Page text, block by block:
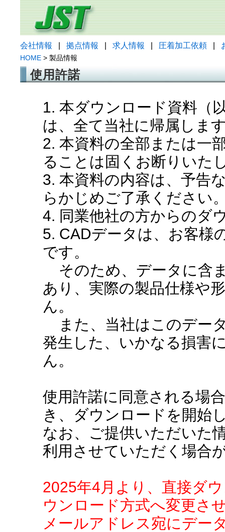
会社情報 拠点情報 求人情報 圧着加工依頼
HOME > 製品情報
使用許諾
1. 本ダウンロード資料（
は、全て当社に帰属しま
2. 本資料の全部または一
ることは固くお断りいた
3. 本資料の内容は、予告
らかじめご了承ください
4. 同業他社の方からのダ
5. CADデータは、お客様
です。
そのため、データに含
あり、実際の製品仕様や
ん。
また、当社はこのデー
発生した、いかなる損害
ん。
使用許諾に同意される場
き、ダウンロードを開始
なお、ご提供いただいた
利用させていただく場合
2025年4月より、直接ダ
ウンロード方式へ変更さ
メールアドレス宛にデー